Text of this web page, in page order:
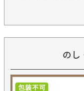
のし